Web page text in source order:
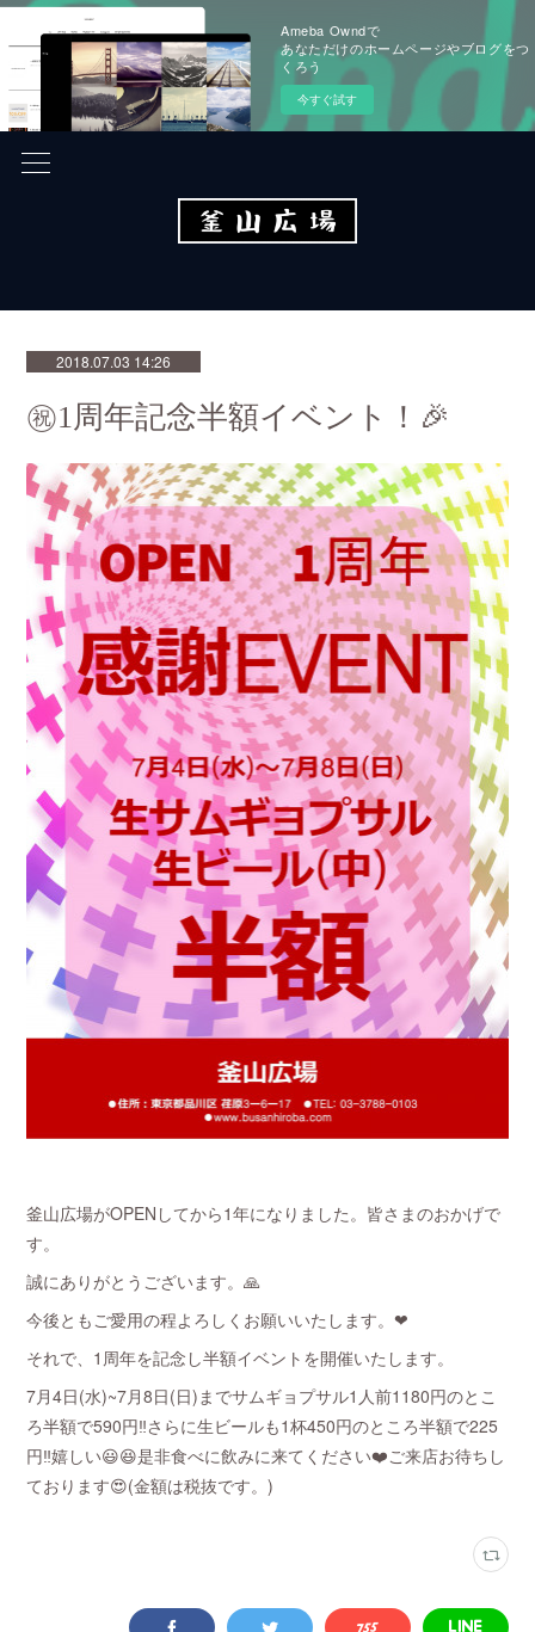
Ameba Owndで
あなただけのホームページやブログをつ
くろう
今すぐ試す
2018.07.03 14:26
㊗️1周年記念半額イベント！🎉
釜山広場がOPENしてから1年になりました。皆さまのおかげで
す。
誠にありがとうございます。🙏
今後ともご愛用の程よろしくお願いいたします。❤︎
それで、1周年を記念し半額イベントを開催いたします。
7月4日(水)~7月8日(日)までサムギョプサル1人前1180円のとこ
ろ半額で590円‼️さらに生ビールも1杯450円のところ半額で225
円‼️嬉しい😃😆是非食べに飲みに来てください❤️ご来店お待ちし
ております😍(金額は税抜です。)